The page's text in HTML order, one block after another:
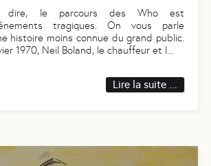
le parcours des Who est
tragiques. On vous parle
histoire moins connue du grand public.
1970, Neil Boland, le chauffeur et l
Lire la suite ...